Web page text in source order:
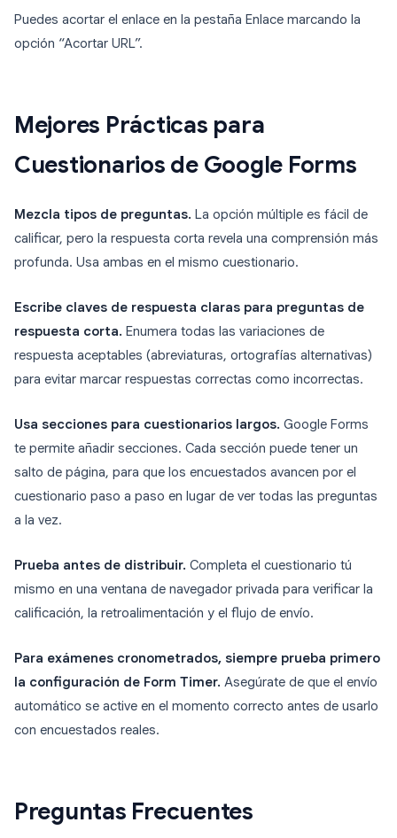
Puedes acortar el enlace en la pestaña Enlace marcando la
opción “Acortar URL”.
Mejores Prácticas para
Cuestionarios de Google Forms
Mezcla tipos de preguntas. La opción múltiple es fácil de
calificar, pero la respuesta corta revela una comprensión más
profunda. Usa ambas en el mismo cuestionario.
Escribe claves de respuesta claras para preguntas de
respuesta corta. Enumera todas las variaciones de
respuesta aceptables (abreviaturas, ortografías alternativas)
para evitar marcar respuestas correctas como incorrectas.
Usa secciones para cuestionarios largos. Google Forms
te permite añadir secciones. Cada sección puede tener un
salto de página, para que los encuestados avancen por el
cuestionario paso a paso en lugar de ver todas las preguntas
a la vez.
Prueba antes de distribuir. Completa el cuestionario tú
mismo en una ventana de navegador privada para verificar la
calificación, la retroalimentación y el flujo de envío.
Para exámenes cronometrados, siempre prueba primero
la configuración de Form Timer. Asegúrate de que el envío
automático se active en el momento correcto antes de usarlo
con encuestados reales.
Preguntas Frecuentes